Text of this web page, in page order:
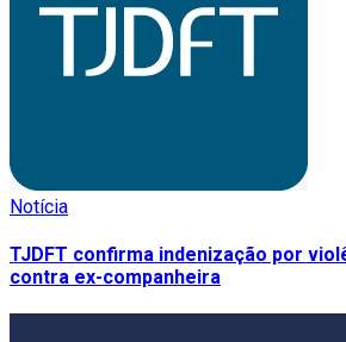
Notícia
TJDFT confirma indenização por
contra ex-companheira